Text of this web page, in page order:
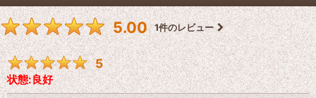
5.00 1件のレビュー
5
状態:良好